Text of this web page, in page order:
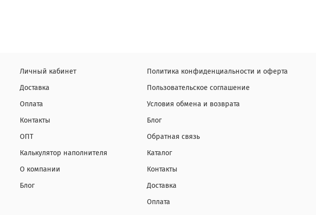
Личный кабинет
Доставка
Оплата
Контакты
ОПТ
Калькулятор наполнителя
О компании
Блог
Политика конфиденциальности и оферта
Пользовательское соглашение
Условия обмена и возврата
Блог
Обратная связь
Каталог
Контакты
Доставка
Оплата